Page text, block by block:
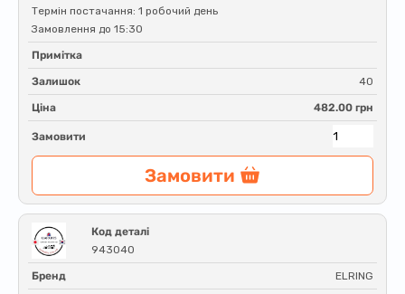
Термін постачання: 1 робочий день
Замовлення до 15:30
Примітка
Залишок 40
Ціна 482.00 грн
Замовити
Замовити
Код деталі
943040
Бренд ELRING